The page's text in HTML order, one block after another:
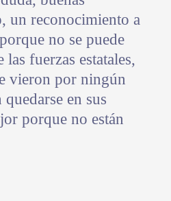
un reconocimiento a
no se puede
fuerzas estatales,
vieron por ningún
en sus
porque no están